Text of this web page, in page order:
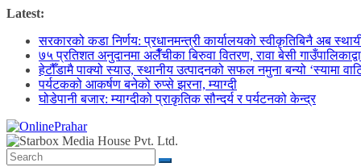
Skip
content
Latest:
सरकारको कडा निर्णय: प्रधानमन्त्री कार्यालयको स्वीकृतिबिनै अब स्थायी
७५ प्रतिशत अनुदानमा अलैँचीका बिरुवा वितरण, रावा बेसी
हेटौँडामै पाक्यो स्याउ, स्थानीय उत्पादनको सफल नमुना बन्यो ‘स्यामा
पर्यटकको आकर्षण बनेको रुप्से झरना, म्याग्दी
घोडेपानी बजार: म्याग्दीको प्राकृतिक सौन्दर्य र पर्यटनको केन्द्र